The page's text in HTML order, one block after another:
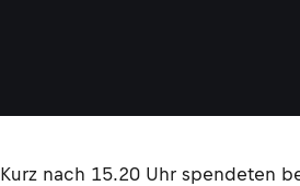
Kurz nach 15.20 Uhr spendeten